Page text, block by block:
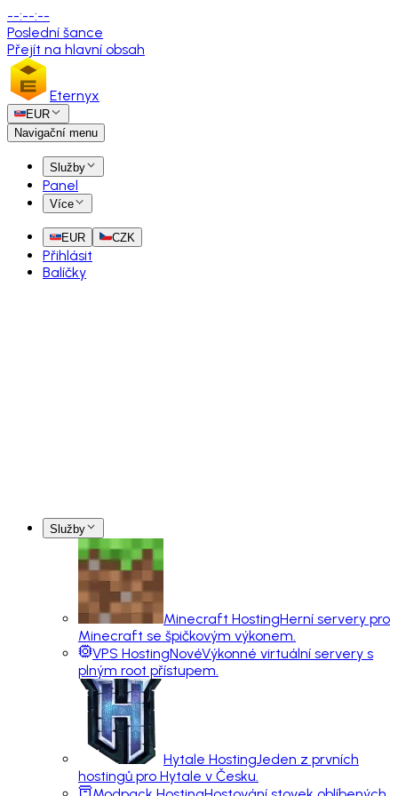
--:--:--
Poslední šance
Přejít na hlavní obsah
Eternyx
EUR
Navigační menu
Služby
Panel
Více
EUR CZK
Přihlásit
Balíčky
Služby
Minecraft HostingHerní servery pro
Minecraft se špičkovým výkonem.
VPS HostingNovéVýkonné virtuální servery s
plným root přístupem.
Hytale HostingJeden z prvních
hostingů pro Hytale v Česku.